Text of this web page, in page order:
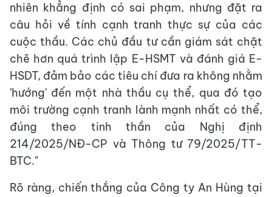
nhiên khẳng định có sai phạm, nhưng đặt ra
câu hỏi về tính cạnh tranh thực sự của các
cuộc thầu. Các chủ đầu tư cần giám sát chặt
chẽ hơn quá trình lập E-HSMT và đánh giá E-
HSDT, đảm bảo các tiêu chí đưa ra không nhằm
'hướng' đến một nhà thầu cụ thể, qua đó tạo
môi trường cạnh tranh lành mạnh nhất có thể,
đúng theo tinh thần của Nghị định
214/2025/NĐ-CP và Thông tư 79/2025/TT-
BTC."
Rõ ràng, chiến thắng của Công ty An Hùng tại